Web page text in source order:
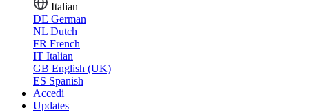
Italian
DE German
NL Dutch
FR French
IT Italian
GB English (UK)
ES Spanish
Accedi
Updates